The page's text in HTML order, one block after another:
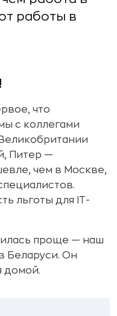
работы в
что
c коллегами
Питер —
чем в Москве,
льготы для IT-
проще — наш
Беларуси. Он
домой.